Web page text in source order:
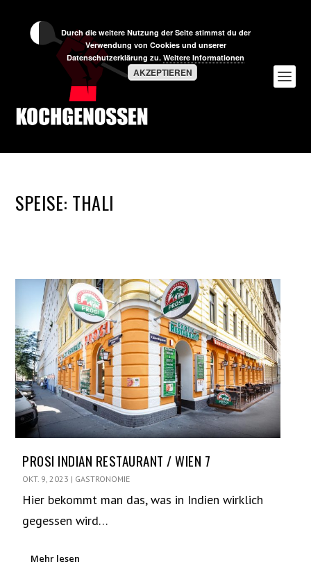
SPEISE: THALI
PROSI INDIAN RESTAURANT / WIEN 7
OKT. 9, 2023 | GASTRONOMIE
Hier bekommt man das, was in Indien wirklich
gegessen wird…
Mehr lesen
Durch die weitere Nutzung der Seite stimmst du der
Verwendung von Cookies und unserer
Datenschutzerklärung zu. Weitere Informationen
AKZEPTIEREN